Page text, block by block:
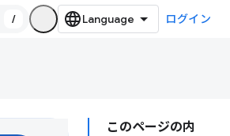
/ ログイン
このページの内